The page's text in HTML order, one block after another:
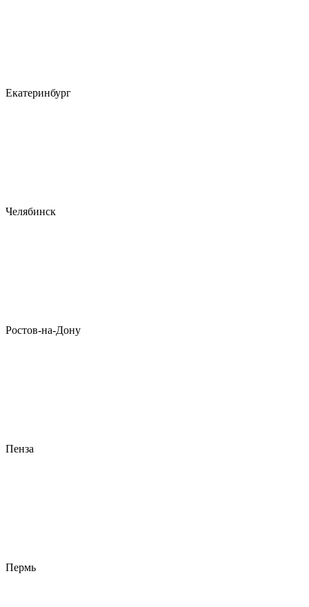
Екатеринбург
Челябинск
Ростов-на-Дону
Пенза
Пермь